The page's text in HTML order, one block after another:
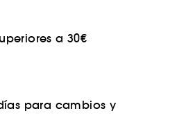
a 30€
para cambios y